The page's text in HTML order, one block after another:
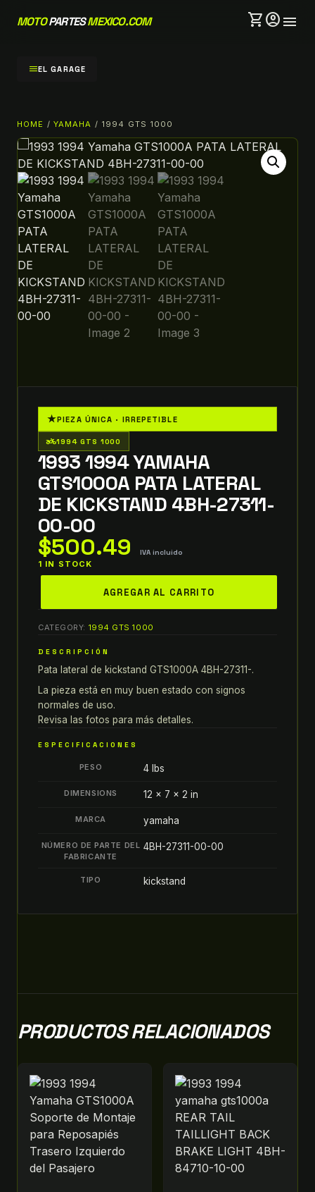
MOTOPARTESMEXICO.COM shopping_cartaccount_circlemenu
menuEL GARAGE
HOME / YAMAHA / 1994 GTS 1000
★PIEZA ÚNICA · IRREPETIBLE
two_wheeler1994 GTS 1000
1993 1994 YAMAHA
GTS1000A PATA LATERAL
DE KICKSTAND 4BH-27311-
00-00
$500.49 IVA incluido
1 IN STOCK
GTS1000A
PATA
LATERAL
DE
KICKSTAND
4BH-
AGREGAR AL CARRITO
CATEGORY: 1994 GTS 1000
DESCRIPCIÓN
Pata lateral de kickstand GTS1000A 4BH-27311-.
La pieza está en muy buen estado con signos
normales de uso.
Revisa las fotos para más detalles.
ESPECIFICACIONES
PESO 4 lbs
DIMENSIONS 12 × 7 × 2 in
MARCA yamaha
NÚMERO DE PARTE DEL
FABRICANTE
4BH-27311-00-00
TIPO kickstand
PRODUCTOS RELACIONADOS